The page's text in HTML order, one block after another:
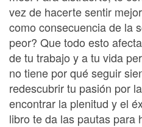
vez de hacerte sentir
como consecuencia de la
peor? Que todo esto
de tu trabajo y a tu vida
no tiene por qué seguir
redescubrir tu pasión por
encontrar la plenitud y el
libro te da las pautas para